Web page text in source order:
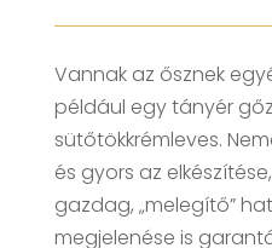
Vannak az ősznek
például egy tányér
sütőtökkrémleves.
és gyors az
gazdag, „melegítő”
megjelenése is